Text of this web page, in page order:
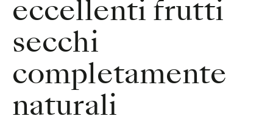
eccellenti frutti
secchi
completamente
naturali